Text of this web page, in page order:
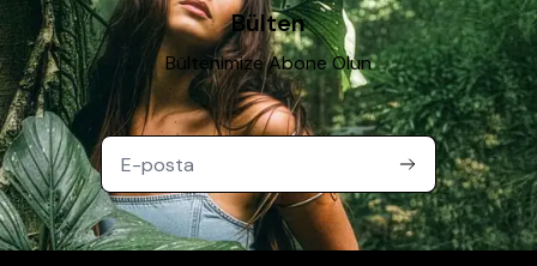
Bülten
Bültenimize Abone Olun